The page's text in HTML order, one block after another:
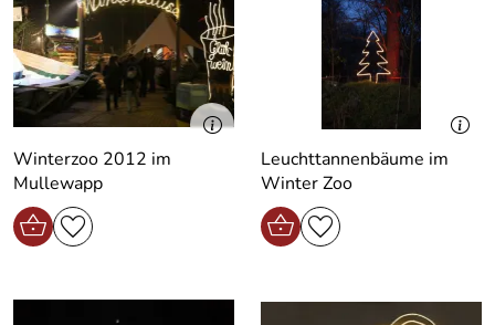
Winterzoo 2012 im
Mullewapp
Leuchttannenbäume im
Winter Zoo